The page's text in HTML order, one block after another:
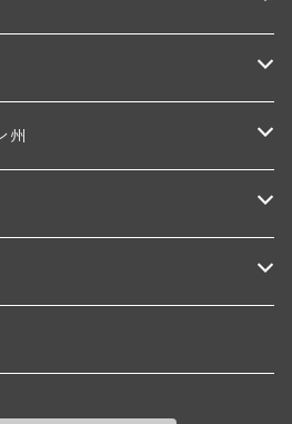
・エシェゾー)
ェゾー)
ナン・ヴェルジュレス)
)
エナ)
フュメ)
州